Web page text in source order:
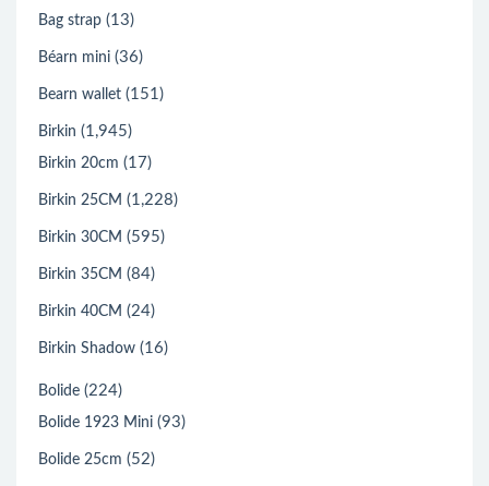
Bag strap (13)
Béarn mini (36)
Bearn wallet (151)
Birkin (1,945)
Birkin 20cm (17)
Birkin 25CM (1,228)
Birkin 30CM (595)
Birkin 35CM (84)
Birkin 40CM (24)
Birkin Shadow (16)
Bolide (224)
Bolide 1923 Mini (93)
Bolide 25cm (52)